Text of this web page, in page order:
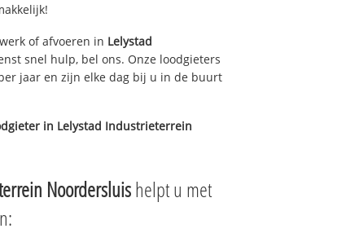
of afvoeren in Lelystad
snel hulp, bel ons. Onze loodgieters
jaar en zijn elke dag bij u in de buurt
in Lelystad Industrieterrein
Noordersluishelpt u met